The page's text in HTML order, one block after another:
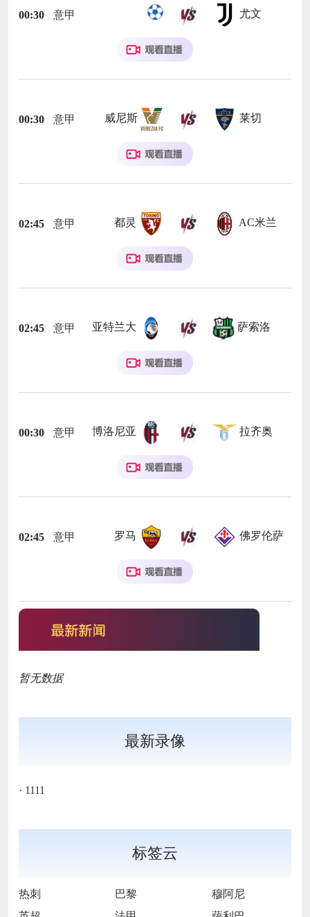
00:30 意甲 尤文
00:30 意甲 威尼斯 莱切
02:45 意甲 都灵 AC米兰
02:45 意甲 亚特兰大 萨索洛
00:30 意甲 博洛尼亚 拉齐奥
02:45 意甲 罗马 佛罗伦萨
暂无数据
最新录像
· 1111
标签云
热刺 巴黎
穆阿尼